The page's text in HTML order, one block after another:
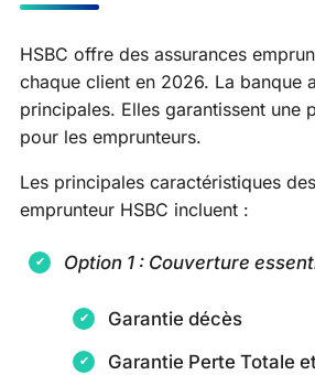
HSBC offre des assurances
chaque client en 2026. La banque
principales. Elles garantissent une
pour les emprunteurs.
Les principales caractéristiques
emprunteur HSBC incluent :
Option 1 : Couverture
Garantie décès
Garantie Perte Totale